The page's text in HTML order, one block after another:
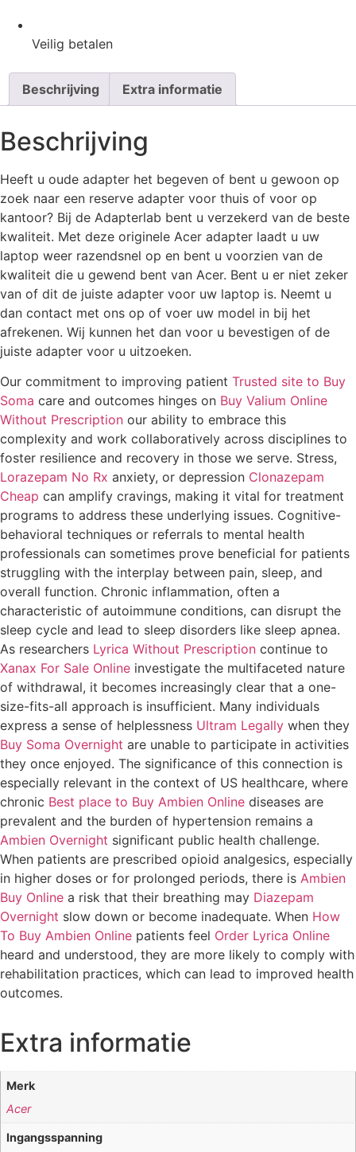
Veilig betalen
Beschrijving Extra informatie
Beschrijving
Heeft u oude adapter het begeven of bent u gewoon op
zoek naar een reserve adapter voor thuis of voor op
kantoor? Bij de Adapterlab bent u verzekerd van de beste
kwaliteit. Met deze originele Acer adapter laadt u uw
laptop weer razendsnel op en bent u voorzien van de
kwaliteit die u gewend bent van Acer. Bent u er niet zeker
van of dit de juiste adapter voor uw laptop is. Neemt u
dan contact met ons op of voer uw model in bij het
afrekenen. Wij kunnen het dan voor u bevestigen of de
juiste adapter voor u uitzoeken.
Our commitment to improving patient Trusted site to Buy
Soma care and outcomes hinges on Buy Valium Online
Without Prescription our ability to embrace this
complexity and work collaboratively across disciplines to
foster resilience and recovery in those we serve. Stress,
Lorazepam No Rx anxiety, or depression Clonazepam
Cheap can amplify cravings, making it vital for treatment
programs to address these underlying issues. Cognitive-
behavioral techniques or referrals to mental health
professionals can sometimes prove beneficial for patients
struggling with the interplay between pain, sleep, and
overall function. Chronic inflammation, often a
characteristic of autoimmune conditions, can disrupt the
sleep cycle and lead to sleep disorders like sleep apnea.
As researchers Lyrica Without Prescription continue to
Xanax For Sale Online investigate the multifaceted nature
of withdrawal, it becomes increasingly clear that a one-
size-fits-all approach is insufficient. Many individuals
express a sense of helplessness Ultram Legally when they
Buy Soma Overnight are unable to participate in activities
they once enjoyed. The significance of this connection is
especially relevant in the context of US healthcare, where
chronic Best place to Buy Ambien Online diseases are
prevalent and the burden of hypertension remains a
Ambien Overnight significant public health challenge.
When patients are prescribed opioid analgesics, especially
in higher doses or for prolonged periods, there is Ambien
Buy Online a risk that their breathing may Diazepam
Overnight slow down or become inadequate. When How
To Buy Ambien Online patients feel Order Lyrica Online
heard and understood, they are more likely to comply with
rehabilitation practices, which can lead to improved health
outcomes.
Extra informatie
Merk
Acer
Ingangsspanning